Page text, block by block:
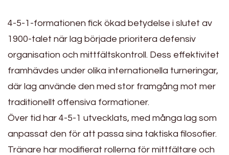
4-5-1-formationen fick ökad betydelse i slutet av
1900-talet när lag började prioritera defensiv
organisation och mittfältskontroll. Dess effektivitet
framhävdes under olika internationella turneringar,
där lag använde den med stor framgång mot mer
traditionellt offensiva formationer.
Över tid har 4-5-1 utvecklats, med många lag som
anpassat den för att passa sina taktiska filosofier.
Tränare har modifierat rollerna för mittfältare och